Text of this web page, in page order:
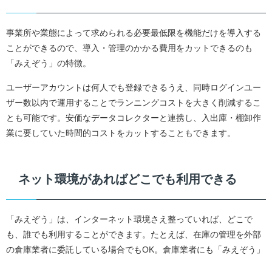
事業所や業態によって求められる必要最低限を機能だけを導入する
ことができるので、導入・管理のかかる費用をカットできるのも
「みえぞう」の特徴。
ユーザーアカウントは何人でも登録できるうえ、同時ログインユー
ザー数以内で運用することでランニングコストを大きく削減するこ
とも可能です。安価なデータコレクターと連携し、入出庫・棚卸作
業に要していた時間的コストをカットすることもできます。
ネット環境があればどこでも利用できる
「みえぞう」は、インターネット環境さえ整っていれば、どこで
も、誰でも利用することができます。たとえば、在庫の管理を外部
の倉庫業者に委託している場合でもOK。倉庫業者にも「みえぞう」